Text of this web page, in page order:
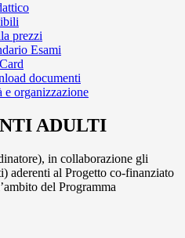
prezzi
Esami
documenti
e organizzazione
ADULTI
in collaborazione gli
aderenti al Progetto co-finanziato
del Programma